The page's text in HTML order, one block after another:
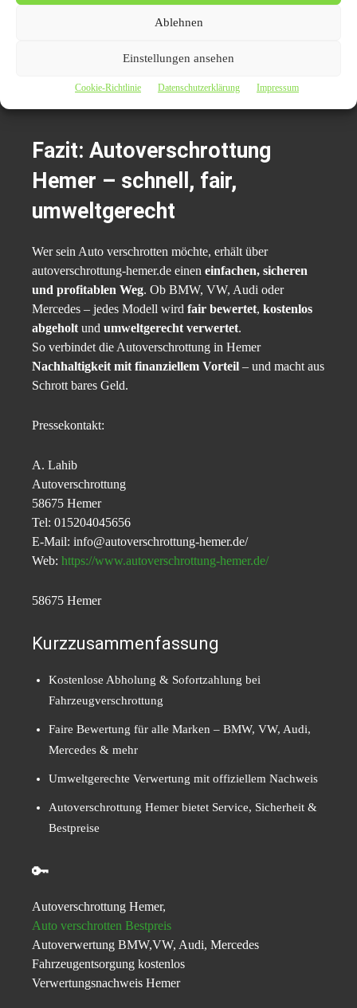
Ablehnen
Einstellungen ansehen
Cookie-Richtlinie Datenschutzerklärung Impressum
Angebot rechtzeitig anfragen – Metallpreise ändern
Ein kompletter Wagen bringt fast immer mehr Geld
Fazit: Autoverschrottung
Hemer – schnell, fair,
umweltgerecht
Wer sein Auto verschrotten möchte, erhält über
autoverschrottung-hemer.de einen einfachen, sicheren
und profitablen Weg. Ob BMW, VW, Audi oder
Mercedes – jedes Modell wird fair bewertet, kostenlos
abgeholt und umweltgerecht verwertet.
So verbindet die Autoverschrottung in Hemer
Nachhaltigkeit mit finanziellem Vorteil – und macht aus
Schrott bares Geld.
Pressekontakt:
A. Lahib
Autoverschrottung
58675 Hemer
Tel: 015204045656
E-Mail: info@autoverschrottung-hemer.de/
Web: https://www.autoverschrottung-hemer.de/
58675 Hemer
Kurzzusammenfassung
Kostenlose Abholung & Sofortzahlung bei
Fahrzeugverschrottung
Faire Bewertung für alle Marken – BMW, VW, Audi,
Mercedes & mehr
Umweltgerechte Verwertung mit offiziellem Nachweis
Autoverschrottung Hemer bietet Service, Sicherheit &
Bestpreise
🔑
Autoverschrottung Hemer,
Auto verschrotten Bestpreis
Autoverwertung BMW,VW, Audi, Mercedes
Fahrzeugentsorgung kostenlos
Verwertungsnachweis Hemer